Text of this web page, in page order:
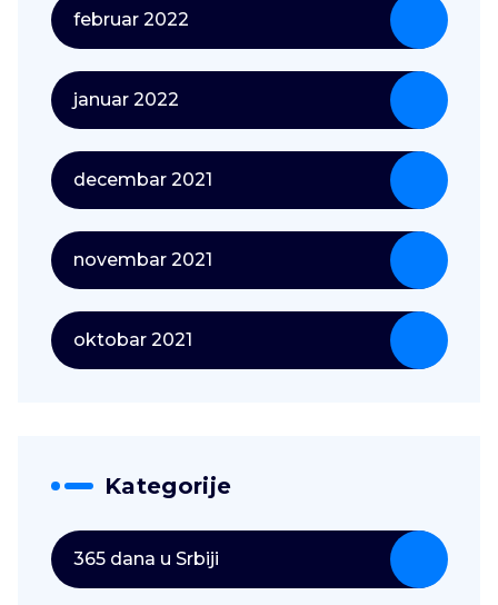
februar 2022
januar 2022
decembar 2021
novembar 2021
oktobar 2021
Kategorije
365 dana u Srbiji